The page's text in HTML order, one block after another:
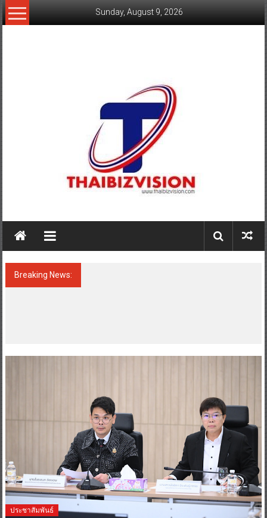
Skip
to
Sunday, August 9, 2026
Breaking News:
ประชาสัมพันธ์